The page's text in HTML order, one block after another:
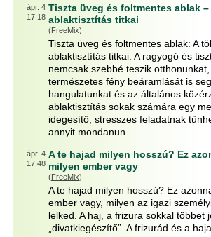
ápr. 4
17:18
Tiszta üveg és foltmentes ablak –
ablaktisztítás titkai
(FreeMix)
Tiszta üveg és foltmentes ablak: A
ablaktisztítás titkai. A ragyogó és
nemcsak szebbé teszik
természetes fény beáramlását is
hangulatunkat és az általános
ablaktisztítás sokak számára egy
idegesítő, stresszes feladatnak
annyit mondanun
ápr. 4
17:48
A te hajad milyen hosszú? Ez
milyen ember vagy
(FreeMix)
A te hajad milyen hosszú? Ez
ember vagy, milyen az igazi
lelked. A haj, a frizura sokkal többet
„divatkiegészítő”. A frizurád és a